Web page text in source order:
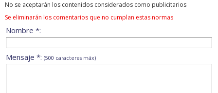
No se aceptarán los contenidos considerados como publicitarios
Se eliminarán los comentarios que no cumplan estas normas
Nombre *:
Mensaje *: (500 caracteres máx)